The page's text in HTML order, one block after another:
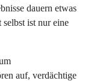
dauern etwas
selbst ist nur eine
auf, verdächtige